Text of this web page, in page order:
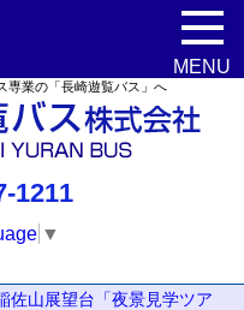
専業の「長崎遊覧バス」へ
1211
▼
佐山展望台「夜景見学ツア